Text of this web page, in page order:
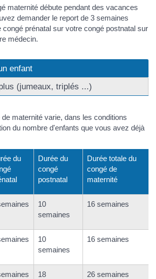
maternité débute pendant des vacances
demander le report de 3 semaines
prénatal sur votre congé postnatal sur
médecin.
enfant
(jumeaux, triplés ...)
maternité varie, dans les conditions
du nombre d'enfants que vous avez déjà
du
Durée du
congé
postnatal
Durée totale du
congé de
maternité
10
semaines
16 semaines
10
semaines
16 semaines
18
26 semaines